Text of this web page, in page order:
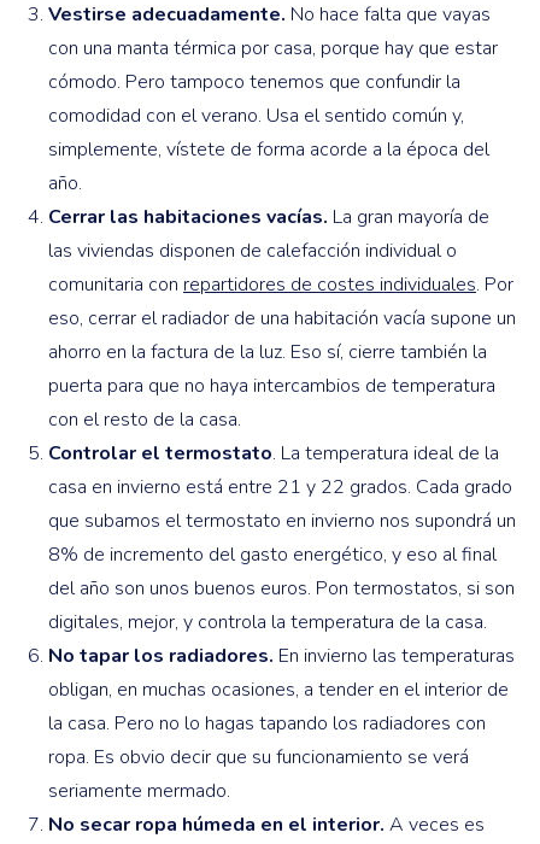
Vestirse adecuadamente. No hace falta que vayas
con una manta térmica por casa, porque hay que estar
cómodo. Pero tampoco tenemos que confundir la
comodidad con el verano. Usa el sentido común y,
simplemente, vístete de forma acorde a la época del
año.
Cerrar las habitaciones vacías. La gran mayoría de
las viviendas disponen de calefacción individual o
comunitaria con repartidores de costes individuales. Por
eso, cerrar el radiador de una habitación vacía supone un
ahorro en la factura de la luz. Eso sí, cierre también la
puerta para que no haya intercambios de temperatura
con el resto de la casa.
Controlar el termostato. La temperatura ideal de la
casa en invierno está entre 21 y 22 grados. Cada grado
que subamos el termostato en invierno nos supondrá un
8% de incremento del gasto energético, y eso al final
del año son unos buenos euros. Pon termostatos, si son
digitales, mejor, y controla la temperatura de la casa.
No tapar los radiadores. En invierno las temperaturas
obligan, en muchas ocasiones, a tender en el interior de
la casa. Pero no lo hagas tapando los radiadores con
ropa. Es obvio decir que su funcionamiento se verá
seriamente mermado.
No secar ropa húmeda en el interior. A veces es